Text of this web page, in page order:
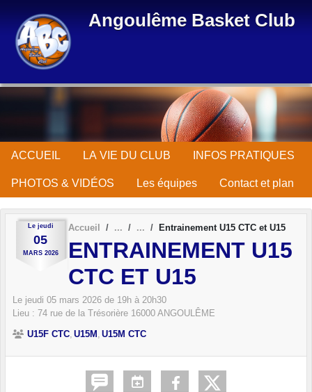
Angoulême Basket Club
ACCUEIL LA VIE DU CLUB INFOS PRATIQUES
PHOTOS & VIDÉOS Les équipes Contact et plan
Le jeudi
05
MARS 2026
Accueil Entrainement U15 CTC et U15
ENTRAINEMENT U15
CTC ET U15
Le jeudi 05 mars 2026 de 19h à 20h30
Lieu : 74 rue de la Trésorière 16000 ANGOULÊME
U15F CTC U15M U15M CTC